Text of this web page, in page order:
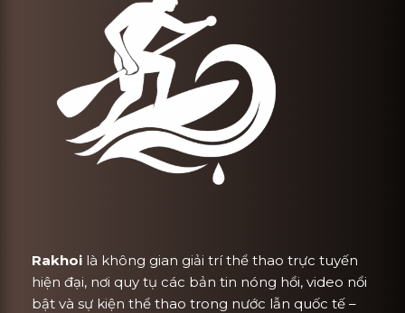
Rakhoi là không gian giải trí thể thao trực tuyến
hiện đại, nơi quy tụ các bản tin nóng hổi, video nổi
bật và sự kiện thể thao trong nước lẫn quốc tế –